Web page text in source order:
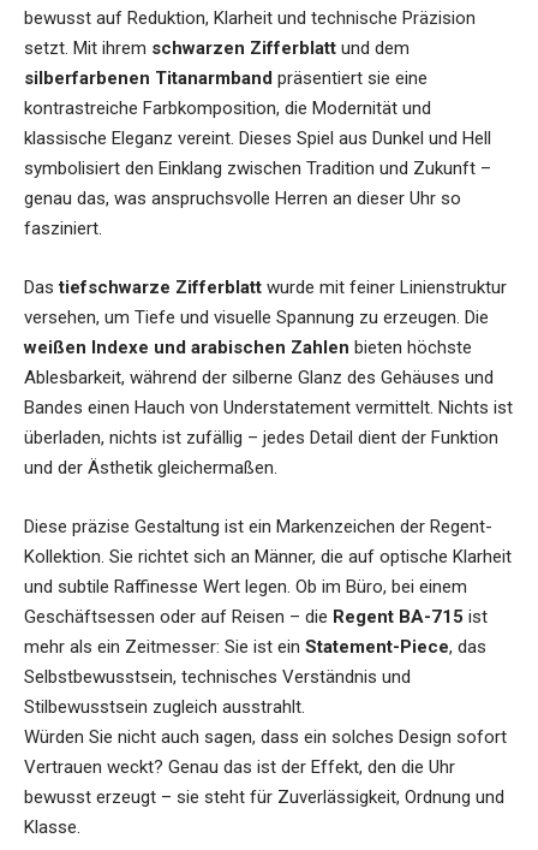
bewusst auf Reduktion, Klarheit und technische Präzision
setzt. Mit ihrem schwarzen Zifferblatt und dem
silberfarbenen Titanarmband präsentiert sie eine
kontrastreiche Farbkomposition, die Modernität und
klassische Eleganz vereint. Dieses Spiel aus Dunkel und Hell
symbolisiert den Einklang zwischen Tradition und Zukunft –
genau das, was anspruchsvolle Herren an dieser Uhr so
fasziniert.
Dastiefschwarze Zifferblatt wurde mit feiner Linienstruktur
versehen, um Tiefe und visuelle Spannung zu erzeugen. Die
weißen Indexe und arabischen Zahlen bieten höchste
Ablesbarkeit, während der silberne Glanz des Gehäuses und
Bandes einen Hauch von Understatement vermittelt. Nichts ist
überladen, nichts ist zufällig – jedes Detail dient der Funktion
und der Ästhetik gleichermaßen.
Diese präzise Gestaltung ist ein Markenzeichen der Regent-
Kollektion. Sie richtet sich an Männer, die auf optische Klarheit
und subtile Raffinesse Wert legen. Ob im Büro, bei einem
Geschäftsessen oder auf Reisen – die Regent BA-715 ist
mehr als ein Zeitmesser: Sie ist ein Statement-Piece, das
Selbstbewusstsein, technisches Verständnis und
Stilbewusstsein zugleich ausstrahlt.
Würden Sie nicht auch sagen, dass ein solches Design sofort
Vertrauen weckt? Genau das ist der Effekt, den die Uhr
bewusst erzeugt – sie steht für Zuverlässigkeit, Ordnung und
Klasse.